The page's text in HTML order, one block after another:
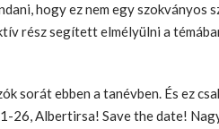
hogy ez nem egy szokványos
rész segített elmélyülni a
sorát ebben a tanévben. És ez
26, Albertirsa! Save the date!